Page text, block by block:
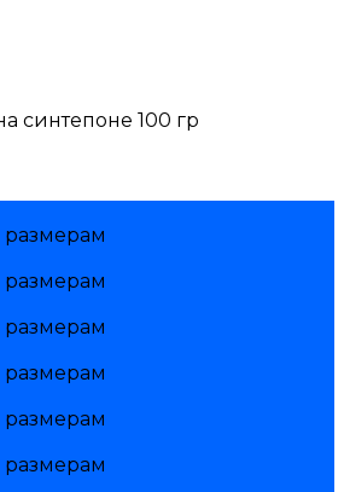
синтепоне 100 гр
размерам
размерам
размерам
размерам
размерам
размерам